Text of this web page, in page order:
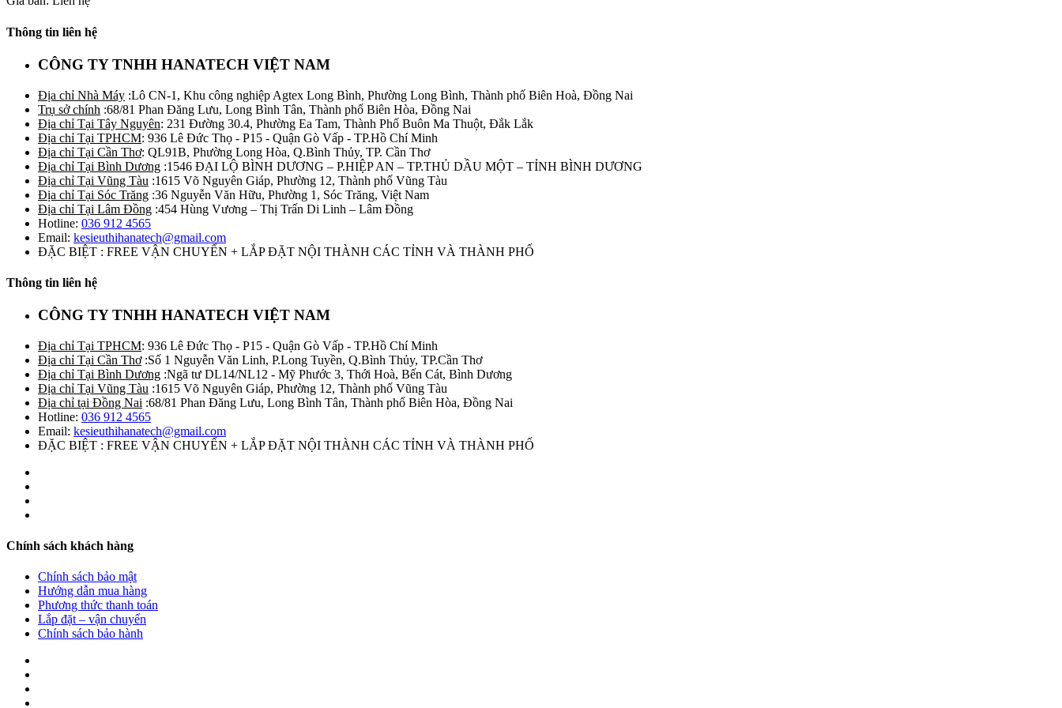
Thông tin liên hệ
CÔNG TY TNHH HANATECH VIỆT NAM
Địa chỉ Nhà Máy :Lô CN-1, Khu công nghiệp Agtex Long Bình, Phường Long Bình, Thành phố Biên Hoà, Đồng Nai
Trụ sở chính :68/81 Phan Đăng Lưu, Long Bình Tân, Thành phố Biên Hòa, Đồng Nai
Địa chỉ Tại Tây Nguyên: 231 Đường 30.4, Phường Ea Tam, Thành Phố Buôn Ma Thuột, Đắk Lắk
Địa chỉ Tại TPHCM: 936 Lê Đức Thọ - P15 - Quận Gò Vấp - TP.Hồ Chí Minh
Địa chỉ Tại Cần Thơ: QL91B, Phường Long Hòa, Q.Bình Thủy, TP. Cần Thơ
Địa chỉ Tại Bình Dương :1546 ĐẠI LỘ BÌNH DƯƠNG – P.HIỆP AN – TP.THỦ DẦU MỘT – TỈNH BÌNH DƯƠNG
Địa chỉ Tại Vũng Tàu :1615 Võ Nguyên Giáp, Phường 12, Thành phố Vũng Tàu
Địa chỉ Tại Sóc Trăng :36 Nguyễn Văn Hữu, Phường 1, Sóc Trăng, Việt Nam
Địa chỉ Tại Lâm Đồng :454 Hùng Vương – Thị Trấn Di Linh – Lâm Đồng
Hotline: 036 912 4565
Email: kesieuthihanatech@gmail.com
ĐẶC BIỆT : FREE VẬN CHUYỂN + LẮP ĐẶT NỘI THÀNH CÁC TỈNH VÀ THÀNH PHỐ
Thông tin liên hệ
CÔNG TY TNHH HANATECH VIỆT NAM
Địa chỉ Tại TPHCM: 936 Lê Đức Thọ - P15 - Quận Gò Vấp - TP.Hồ Chí Minh
Địa chỉ Tại Cần Thơ:Số 1 Nguyễn Văn Linh, P.Long Tuyền, Q.Bình Thủy, TP.Cần Thơ
Địa chỉ Tại Bình Dương :Ngã tư DL14/NL12 - Mỹ Phước 3, Thới Hoà, Bến Cát, Bình Dương
Địa chỉ Tại Vũng Tàu :1615 Võ Nguyên Giáp, Phường 12, Thành phố Vũng Tàu
Địa chỉ tại Đồng Nai :68/81 Phan Đăng Lưu, Long Bình Tân, Thành phố Biên Hòa, Đồng Nai
Hotline: 036 912 4565
Email: kesieuthihanatech@gmail.com
ĐẶC BIỆT : FREE VẬN CHUYỂN + LẮP ĐẶT NỘI THÀNH CÁC TỈNH VÀ THÀNH PHỐ
Chính sách khách hàng
Chính sách bảo mật
Hướng dẫn mua hàng
Phương thức thanh toán
Lắp đặt – vận chuyển
Chính sách bảo hành